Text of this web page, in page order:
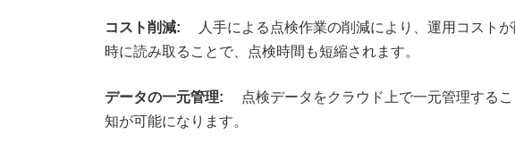
コスト削減:
人手による点検作業の削減により、運用コスト
時に読み取ることで、点検時間も短縮されます。
データの一元管理:
点検データをクラウド上で一元管理する
知が可能になります。